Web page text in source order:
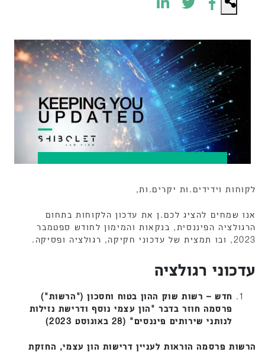
לקוחות וידידים.ות יקרים.ות,
אנו שמחים להציג לכם.ן את עדכון הלקוחות בתחום
הרגולציה הפיננסית, בנקאות והמימון לחודש ספטמבר
2023, ובו תמצית של עדכוני חקיקה, רגולציה ופסיקה.
עדכוני רגולציה
חדש – רשות שוק ההון בטוח וחסכון ("הרשות")
פרסמה חוזר בדבר "הון עצמי נוסף ודרישת נזילות
לנותני שירותים פיננסים" (28 באוגוסט 2023)
הרשות פרסמה הוראות לעניין דרישות הון עצמי, החזקת